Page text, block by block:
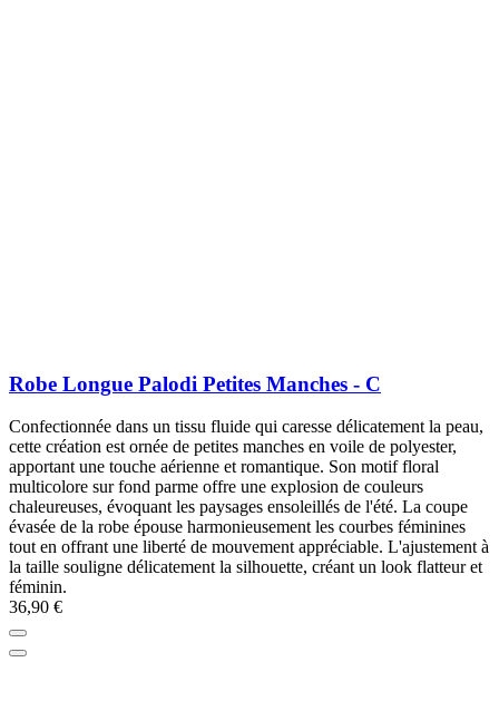
Robe Longue Palodi Petites Manches - C
Confectionnée dans un tissu fluide qui caresse délicatement la peau,
cette création est ornée de petites manches en voile de polyester,
apportant une touche aérienne et romantique. Son motif floral
multicolore sur fond parme offre une explosion de couleurs
chaleureuses, évoquant les paysages ensoleillés de l'été. La coupe
évasée de la robe épouse harmonieusement les courbes féminines
tout en offrant une liberté de mouvement appréciable. L'ajustement à
la taille souligne délicatement la silhouette, créant un look flatteur et
féminin.
36,90 €